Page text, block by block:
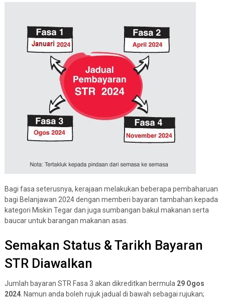
Bagi fasa seterusnya, kerajaan melakukan beberapa pembaharuan
bagi Belanjawan 2024 dengan memberi bayaran tambahan kepada
kategori Miskin Tegar dan juga sumbangan bakul makanan serta
baucar untuk barangan makanan asas.
Semakan Status & Tarikh Bayaran
STR Diawalkan
Jumlah bayaran STR Fasa 3 akan dikreditkan bermula 29 Ogos
2024. Namun anda boleh rujuk jadual di bawah sebagai rujukan;